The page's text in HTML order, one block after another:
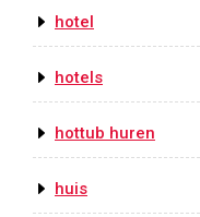
hotel
hotels
hottub huren
huis